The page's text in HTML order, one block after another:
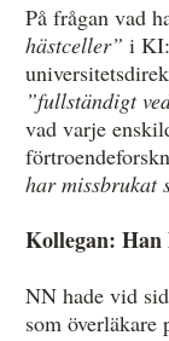
På frågan vad
hästceller” i
”fullständigt
vad varje
har missbrukat
Kollegan:
NN hade vid
som överläkare